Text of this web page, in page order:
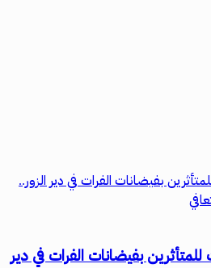
بفيضانات الفرات في دير